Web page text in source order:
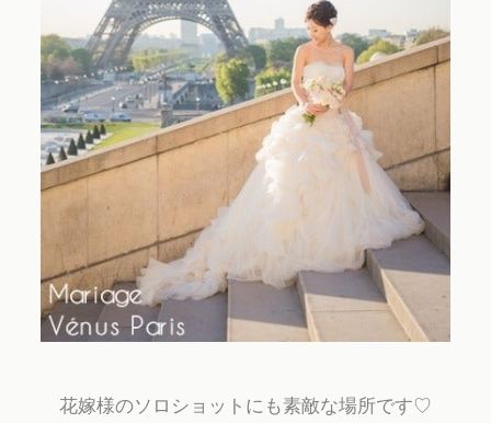
花嫁様のソロショットにも素敵な場所です♡